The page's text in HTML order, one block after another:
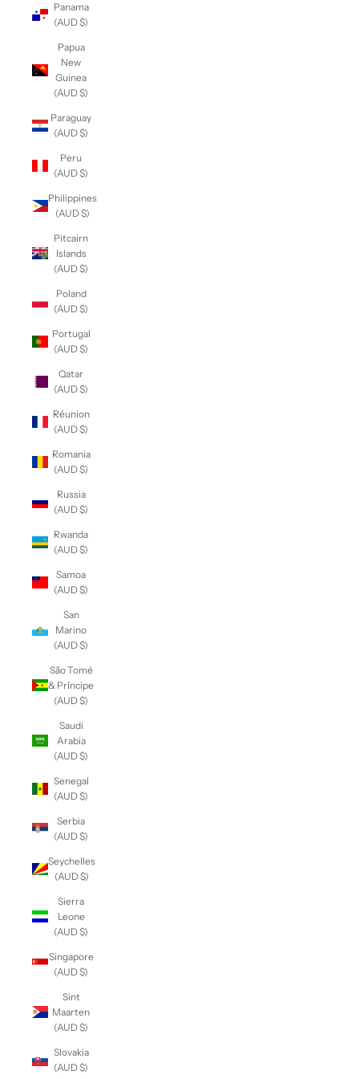
Panama
(AUD $)
Papua
New
Guinea
(AUD $)
Paraguay
(AUD $)
Peru
(AUD $)
Philippines
(AUD $)
Pitcairn
Islands
(AUD $)
Poland
(AUD $)
Portugal
(AUD $)
Qatar
(AUD $)
Réunion
(AUD $)
Romania
(AUD $)
Russia
(AUD $)
Rwanda
(AUD $)
Samoa
(AUD $)
San
Marino
(AUD $)
São Tomé
& Príncipe
(AUD $)
Saudi
Arabia
(AUD $)
Senegal
(AUD $)
Serbia
(AUD $)
Seychelles
(AUD $)
Sierra
Leone
(AUD $)
Singapore
(AUD $)
Sint
Maarten
(AUD $)
Slovakia
(AUD $)